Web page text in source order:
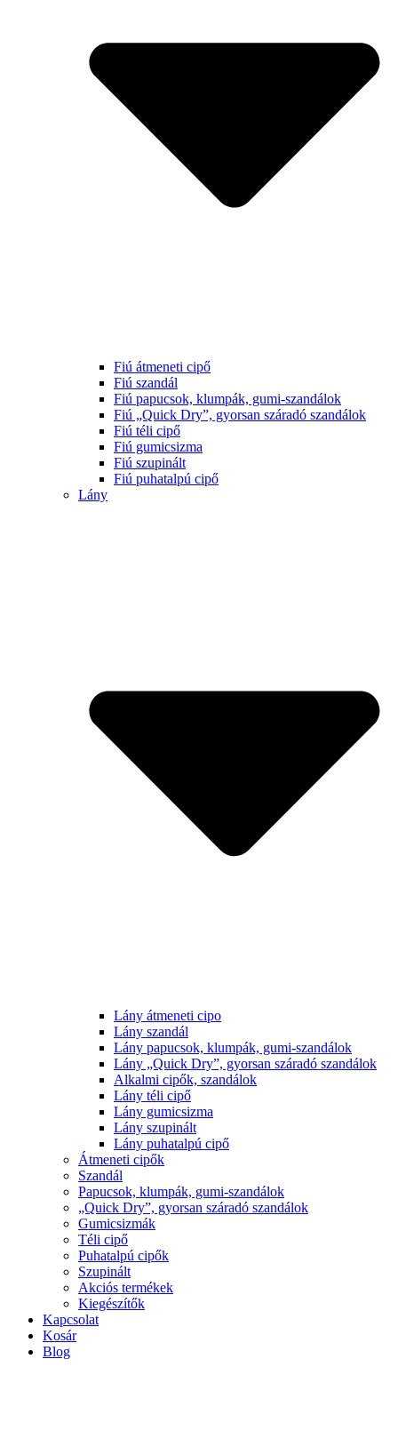
Fiú átmeneti cipő
Fiú szandál
Fiú papucsok, klumpák, gumi-szandálok
Fiú „Quick Dry”, gyorsan száradó szandálok
Fiú téli cipő
Fiú gumicsizma
Fiú szupinált
Fiú puhatalpú cipő
Lány
Lány átmeneti cipo
Lány szandál
Lány papucsok, klumpák, gumi-szandálok
Lány „Quick Dry”, gyorsan száradó szandálok
Alkalmi cipők, szandálok
Lány téli cipő
Lány gumicsizma
Lány szupinált
Lány puhatalpú cipő
Átmeneti cipők
Szandál
Papucsok, klumpák, gumi-szandálok
„Quick Dry”, gyorsan száradó szandálok
Gumicsizmák
Téli cipő
Puhatalpú cipők
Szupinált
Akciós termékek
Kiegészítők
Kapcsolat
Kosár
Blog